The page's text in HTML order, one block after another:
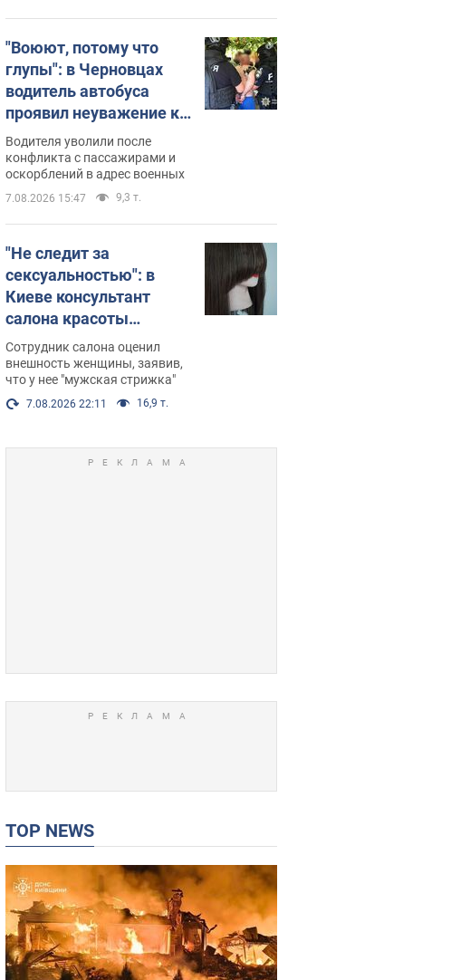
"Воюют, потому что
глупы": в Черновцах
водитель автобуса
проявил неуважение к
украинским военным и
поплатился за это.
Видео
Водителя уволили после
конфликта с пассажирами и
оскорблений в адрес военных
7.08.2026 15:47 9,3 т.
"Не следит за
сексуальностью": в
Киеве консультант
салона красоты
оскорбил женщину
после химиотерапии,
разгорелся скандал.
Фото
Сотрудник салона оценил
внешность женщины, заявив,
что у нее "мужская стрижка"
7.08.2026 22:11 16,9 т.
TOP NEWS